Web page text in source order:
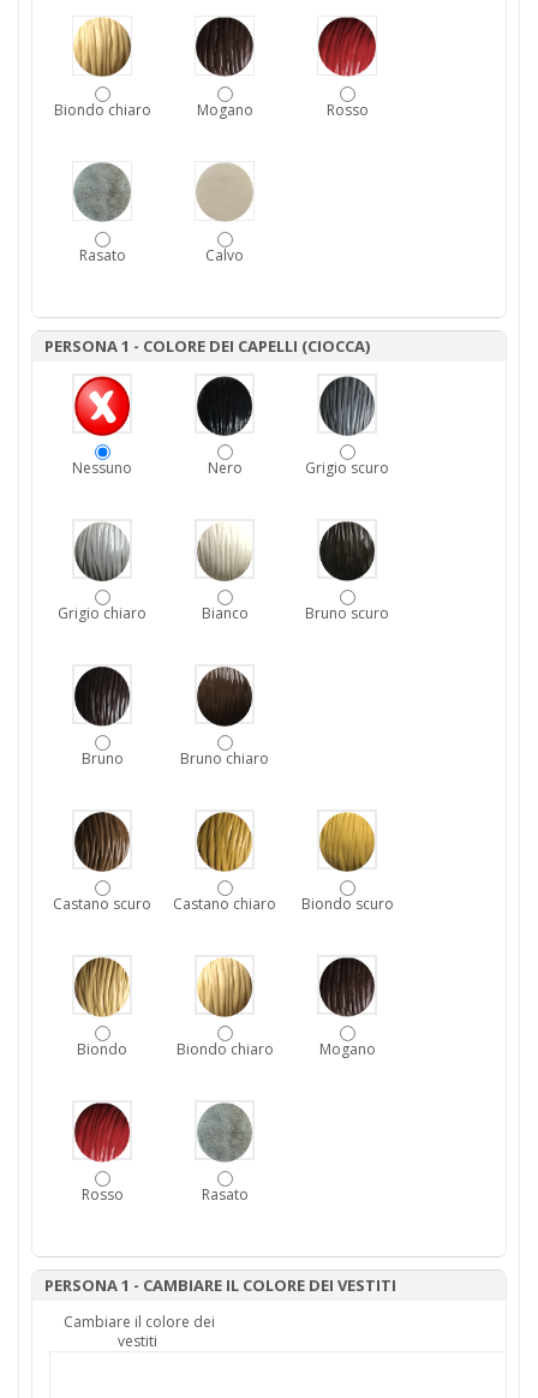
Biondo chiaro Mogano Rosso
Rasato Calvo
PERSONA 1 - COLORE DEI CAPELLI (CIOCCA)
Nessuno Nero Grigio scuro
Grigio chiaro Bianco Bruno scuro
Bruno Bruno chiaro
Castano scuro Castano chiaro Biondo scuro
Biondo Biondo chiaro Mogano
Rosso Rasato
PERSONA 1 - CAMBIARE IL COLORE DEI VESTITI
Cambiare il colore dei
vestiti